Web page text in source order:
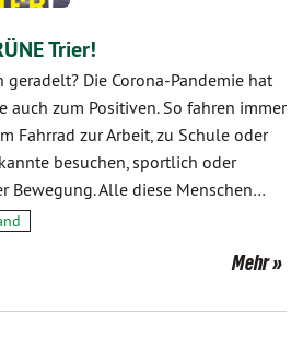
Trier!
geradelt? Die Corona-Pandemie hat
auch zum Positiven. So fahren immer
Fahrrad zur Arbeit, zu Schule oder
besuchen, sportlich oder
Bewegung. Alle diese Menschen…
Mehr